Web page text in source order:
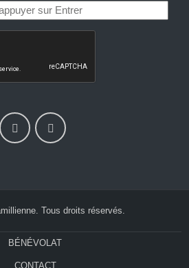
Tous droits réservés.
BÉNÉVOLAT
CONTACT